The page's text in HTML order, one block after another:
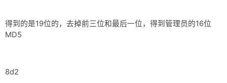
得到的是19位的，去掉前三位和最后一位，得到管理员的16位
MD5
8d2